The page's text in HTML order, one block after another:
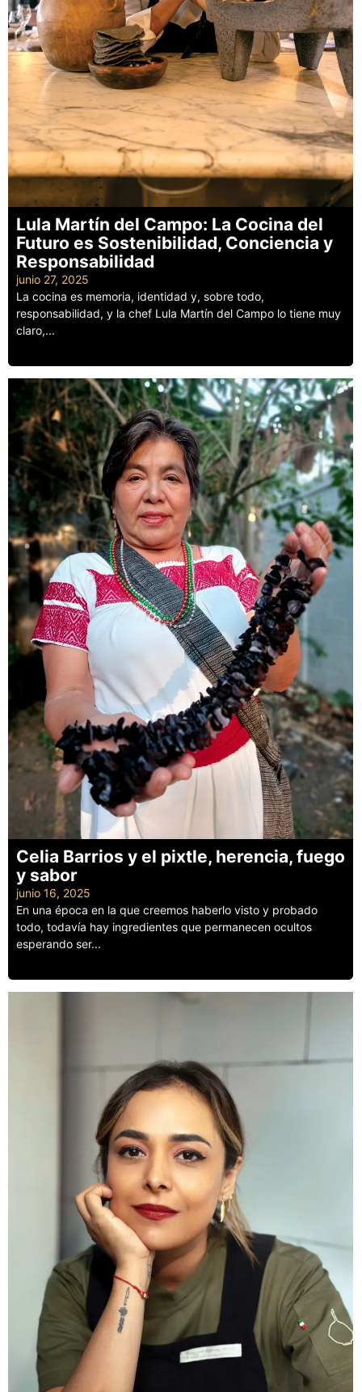
Lula Martín del Campo: La Cocina del
Futuro es Sostenibilidad, Conciencia y
Responsabilidad
junio 27, 2025
La cocina es memoria, identidad y, sobre todo,
responsabilidad, y la chef Lula Martín del Campo lo tiene muy
claro,...
Celia Barrios y el pixtle, herencia, fuego
y sabor
junio 16, 2025
En una época en la que creemos haberlo visto y probado
todo, todavía hay ingredientes que permanecen ocultos
esperando ser...